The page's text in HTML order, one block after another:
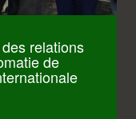
relations
de